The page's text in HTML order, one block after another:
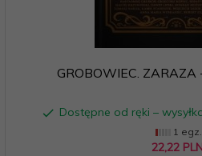
GROBOWIEC. ZARAZA
Dostępne od ręki –
1 egz.
22,22